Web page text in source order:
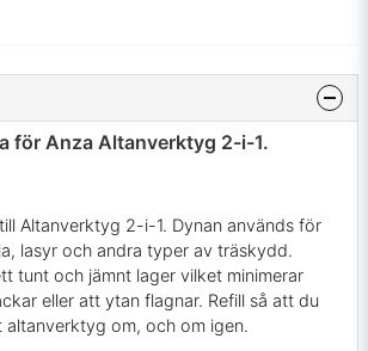
för Anza Altanverktyg 2-i-1.
Altanverktyg 2-i-1. Dynan används för
lasyr och andra typer av träskydd.
tunt och jämnt lager vilket minimerar
eller att ytan flagnar. Refill så att du
altanverktyg om, och om igen.